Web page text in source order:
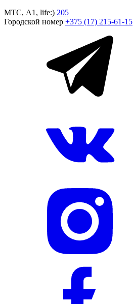
МТС, A1, life:) 205
Городской номер +375 (17) 215-61-15